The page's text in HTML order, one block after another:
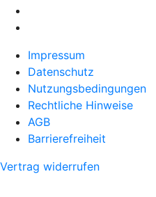
Impressum
Datenschutz
Nutzungsbedingungen
Rechtliche Hinweise
AGB
Barrierefreiheit
Vertrag widerrufen